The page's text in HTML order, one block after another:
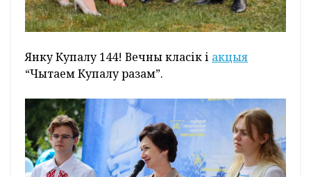
Янку Купалу 144! Вечны класік і акцыя
“Чытаем Купалу разам”.